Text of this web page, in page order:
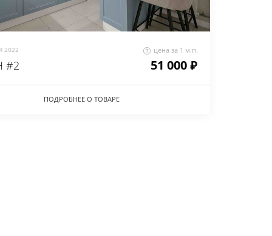
2022 цена за 1 м.п.
#2 51 000 ₽
ПОДРОБНЕЕ О ТОВАРЕ